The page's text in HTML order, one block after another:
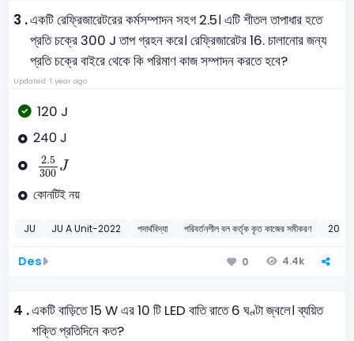
3 .একটি রেফ্রিজারেটরের কর্মসম্পাদন সহগ 2.5। এটি শীতল তাপাধার হতে
প্রতি চক্রে 300 J তাপ গ্রহন করে। রেফ্রিজারেটর 16. চালানোর জন্য
প্রতি চক্রে বাইরে থেকে কি পরিমাণ কাজ সম্পাদন করতে হবে?
Updated: 1 year ago
120 J
240 J
2.5
300 J
2.5 300
কোনটিই নয়
JU JU A Unit-2022 পদার্থবিদ্যা পরিবর্তনশীল বল কর্তৃক কৃত কাজের সমীকরণ 2022
Des 0 4.4k
4 .একটি বাড়িতে 15 W এর 10 টি LED বাতি রাতে 6 ঘণ্টা জ্বলে। ব্যয়িত
শক্তি প্রতিদিনে কত?